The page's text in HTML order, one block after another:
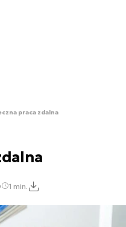
praca zdalna
1 min.